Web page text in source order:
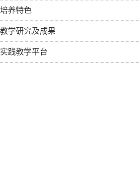
培养特色
教学研究及成果
实践教学平台